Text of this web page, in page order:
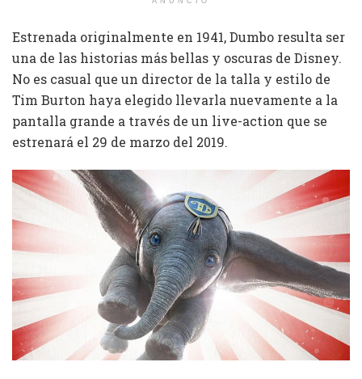
Estrenada originalmente en 1941, Dumbo resulta ser
una de las historias más bellas y oscuras de Disney.
No es casual que un director de la talla y estilo de
Tim Burton haya elegido llevarla nuevamente a la
pantalla grande a través de un live-action que se
estrenará el 29 de marzo del 2019.